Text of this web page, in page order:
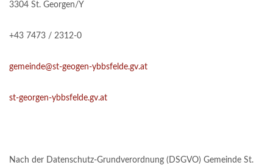
3304 St. Georgen/Y
+43 7473 / 2312-0
gemeinde@st-geogen-ybbsfelde.gv.at
st-georgen-ybbsfelde.gv.at
Nach der Datenschutz-Grundverordnung (DSGVO) Gemeinde St.